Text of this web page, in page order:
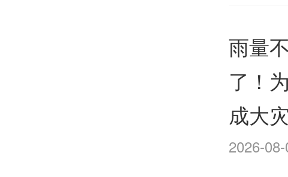
雨量
了！
成大
2026-